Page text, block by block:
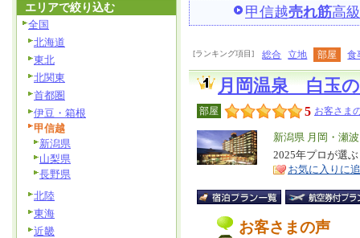
甲信越売れ筋高
[ランキング項目] 総合 立地 部屋 食
月岡温泉 白玉
部屋 5 お客さま
エ
リ
ア
新潟県 月岡・瀬
特
徴
2025年プロが選
お気に入りに
お客さまの声
エリアで絞り込む
全国
北海道
東北
北関東
首都圏
伊豆・箱根
甲信越
新潟県
山梨県
長野県
北陸
東海
近畿